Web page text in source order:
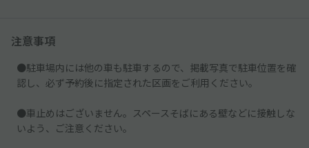
注意事項
●駐車場内には他の車も駐車するので、掲載写真で駐車位置を確
認し、必ず予約後に指定された区画をご利用ください。
●車止めはございません。スペースそばにある壁などに接触しな
いよう、ご注意ください。